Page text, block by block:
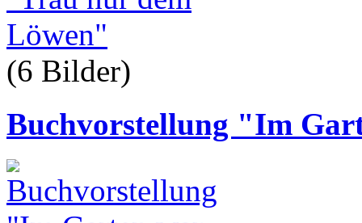
(6 Bilder)
Buchvorstellung "Im